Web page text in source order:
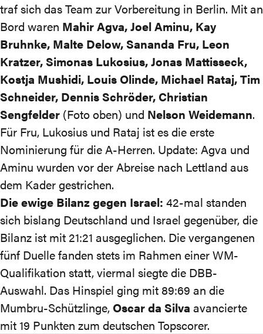
traf sich das Team zur Vorbereitung in Berlin. Mit an
Bord waren Mahir Agva, Joel Aminu, Kay
Bruhnke, Malte Delow, Sananda Fru, Leon
Kratzer, Simonas Lukosius, Jonas Mattisseck,
Kostja Mushidi, Louis Olinde, Michael Rataj, Tim
Schneider, Dennis Schröder, Christian
Sengfelder (Foto oben) und Nelson Weidemann.
Für Fru, Lukosius und Rataj ist es die erste
Nominierung für die A-Herren. Update: Agva und
Aminu wurden vor der Abreise nach Lettland aus
dem Kader gestrichen.
Die ewige Bilanz gegen Israel: 42-mal standen
sich bislang Deutschland und Israel gegenüber, die
Bilanz ist mit 21:21 ausgeglichen. Die vergangenen
fünf Duelle fanden stets im Rahmen einer WM-
Qualifikation statt, viermal siegte die DBB-
Auswahl. Das Hinspiel ging mit 89:69 an die
Mumbru-Schützlinge, Oscar da Silva avancierte
mit 19 Punkten zum deutschen Topscorer.